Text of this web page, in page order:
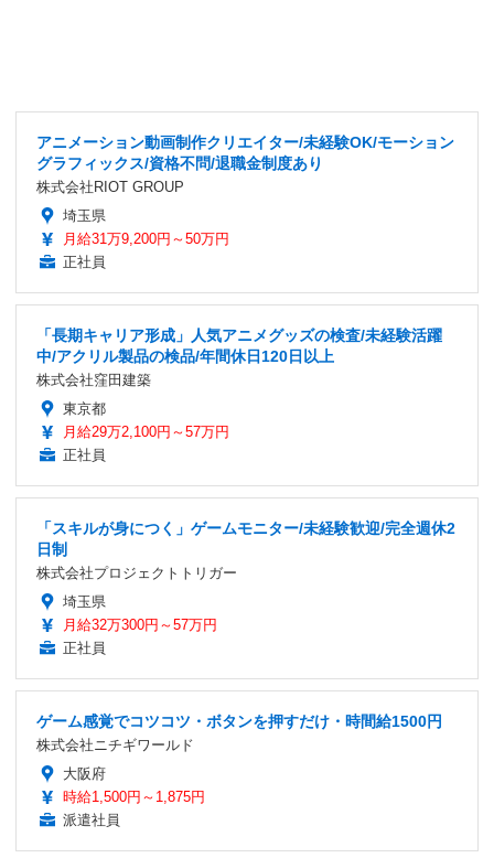
アニメーション動画制作クリエイター/未経験OK/モーション
グラフィックス/資格不問/退職金制度あり
株式会社RIOT GROUP
埼玉県
月給31万9,200円～50万円
正社員
「長期キャリア形成」人気アニメグッズの検査/未経験活躍
中/アクリル製品の検品/年間休日120日以上
株式会社窪田建築
東京都
月給29万2,100円～57万円
正社員
「スキルが身につく」ゲームモニター/未経験歓迎/完全週休2
日制
株式会社プロジェクトトリガー
埼玉県
月給32万300円～57万円
正社員
ゲーム感覚でコツコツ・ボタンを押すだけ・時間給1500円
株式会社ニチギワールド
大阪府
時給1,500円～1,875円
派遣社員